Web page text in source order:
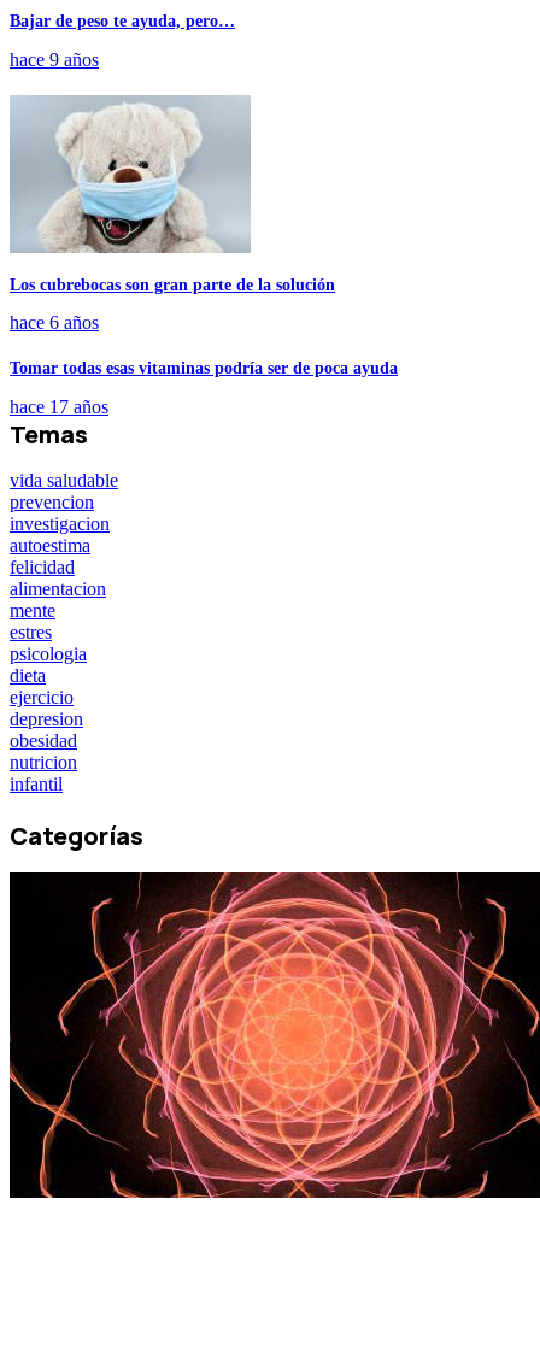
Bajar de peso te ayuda, pero…
hace 9 años
Los cubrebocas son gran parte de la solución
hace 6 años
Tomar todas esas vitaminas podría ser de poca ayuda
hace 17 años
Temas
vida saludable
prevencion
investigacion
autoestima
felicidad
alimentacion
mente
estres
psicologia
dieta
ejercicio
depresion
obesidad
nutricion
infantil
Categorías